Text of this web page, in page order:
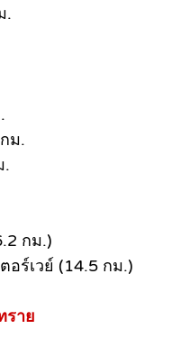
.
ม.
.
กม.)
อร์เวย์ (14.5 กม.)
ราย